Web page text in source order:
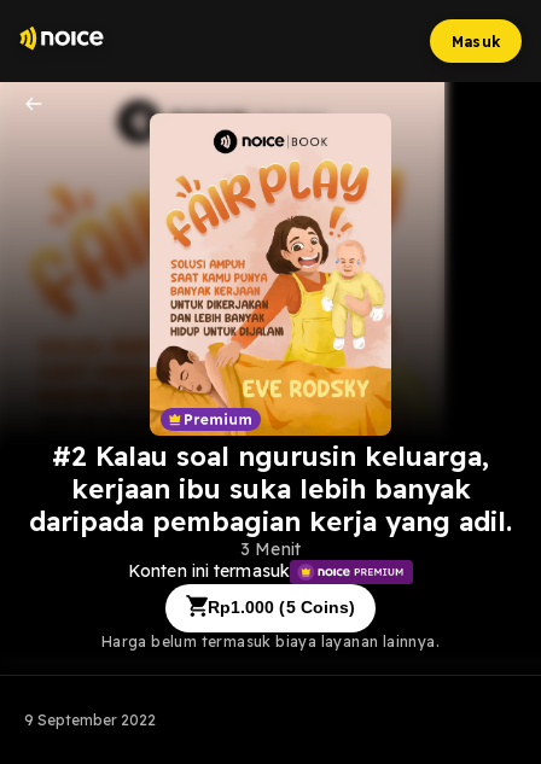
Masuk
#2 Kalau soal ngurusin keluarga,
kerjaan ibu suka lebih banyak
daripada pembagian kerja yang adil.
3 Menit
Konten ini termasuk
Rp1.000 (5Coins)
Harga belum termasuk biaya layanan lainnya.
9 September 2022